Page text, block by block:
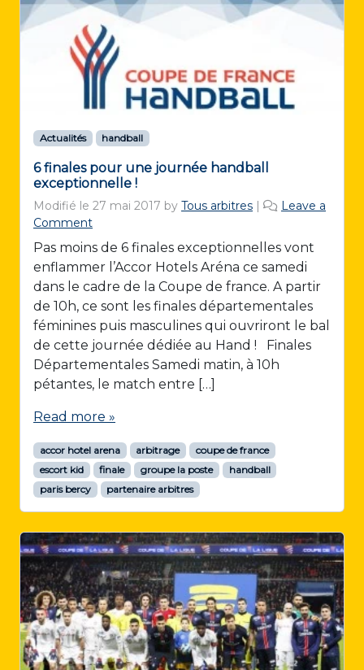
Actualités handball
6 finales pour une journée handball
exceptionnelle !
Modifié le 27 mai 2017 by Tous arbitres |
Leave a
Comment
Pas moins de 6 finales exceptionnelles vont
enflammer l’Accor Hotels Aréna ce samedi
dans le cadre de la Coupe de france. A partir
de 10h, ce sont les finales départementales
féminines puis masculines qui ouvriront le bal
de cette journée dédiée au Hand ! Finales
Départementales Samedi matin, à 10h
pétantes, le match entre […]
Read more »
accor hotel arena arbitrage
coupe de france
escort kid
finale groupe la poste
handball
paris bercy
partenaire arbitres